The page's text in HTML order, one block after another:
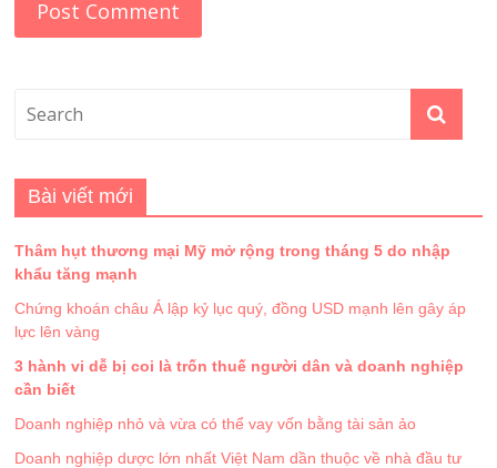
Bài viết mới
Thâm hụt thương mại Mỹ mở rộng trong tháng 5 do nhập
khẩu tăng mạnh
Chứng khoán châu Á lập kỷ lục quý, đồng USD mạnh lên gây áp
lực lên vàng
3 hành vi dễ bị coi là trốn thuế người dân và doanh nghiệp
cần biết
Doanh nghiệp nhỏ và vừa có thể vay vốn bằng tài sản ảo
Doanh nghiệp dược lớn nhất Việt Nam dần thuộc về nhà đầu tư